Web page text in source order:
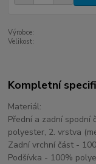
Výrobce:
Velikost:
Kompletní
Materiál:
Přední a zadní
polyester, 2. vrstva
Zadní vrchní část -
Podšívka - 100%